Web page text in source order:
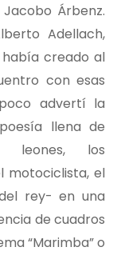
Árbenz.
Adellach,
creado al
con esas
advertí la
llena de
leones, los
motociclista, el
rey- en una
de cuadros
“Marimba” o